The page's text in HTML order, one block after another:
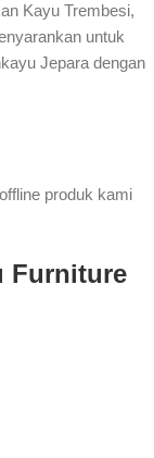
Kayu Trembesi,
untuk
Jepara dengan
produk kami
Furniture